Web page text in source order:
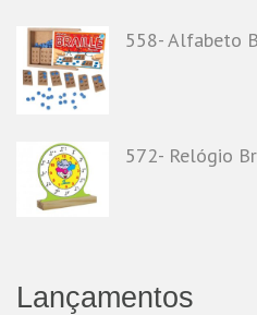
558- Alfabeto
572- Relógio
Lançamentos